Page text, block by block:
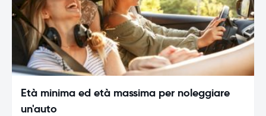
Età minima ed età massima per noleggiare
un'auto